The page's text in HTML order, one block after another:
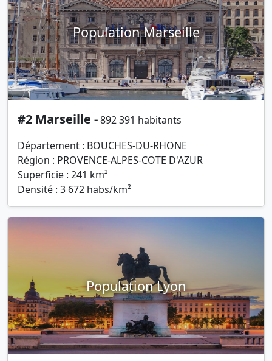
Population Marseille
#2 Marseille -892 391 habitants
Département : BOUCHES-DU-RHONE
Région : PROVENCE-ALPES-COTE D'AZUR
Superficie : 241 km²
Densité : 3 672 habs/km²
Population Lyon